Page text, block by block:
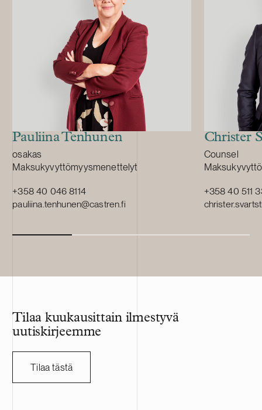
sopimuksiin,
Lisäksi
pesänhoitaja
yhteistyössä
muun
Pauliina Tenhunen
Position:
osakas
Primary service
Maksukyvyttömyysmenettelyt
+358 40 046 8114
pauliina.tenhunen@castren.fi
Christer
Position:
Counsel
Primary
+358 40 511
Tilaa kuukausittain ilmestyvä
uutiskirjeemme
Tilaa tästä